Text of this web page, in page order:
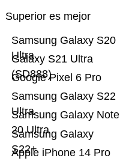
Superior es mejor
Apple iPhone 14 Pro
Samsung Galaxy
S22+
Samsung Galaxy Note
20 Ultra
Samsung Galaxy S22
Ultra
Google Pixel 6 Pro
Galaxy S21 Ultra
(SD888)
Samsung Galaxy S20
Ultra